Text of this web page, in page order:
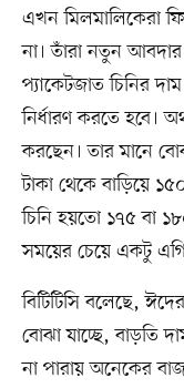
এখন মিলমালিকেরা
না। তাঁরা নতুন
প্যাকেটজাত চিনির
নির্ধারণ করতে হবে।
করছেন। তার মানে
টাকা থেকে বাড়িয়ে
চিনি হয়তো ১৭৫ বা
সময়ের চেয়ে একটু
বিটিটিসি বলেছে,
বোঝা যাচ্ছে, বাড়তি
না পারায় অনেকের